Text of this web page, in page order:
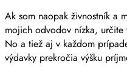
Ak som naopak živnostník a
mojich odvodov nízka,
No a tiež aj v každom
výdavky prekročia výšku